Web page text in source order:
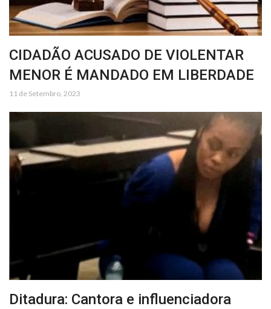
CIDADÃO ACUSADO DE VIOLENTAR
MENOR É MANDADO EM LIBERDADE
11 de Setembro, 2023
Ditadura: Cantora e influenciadora